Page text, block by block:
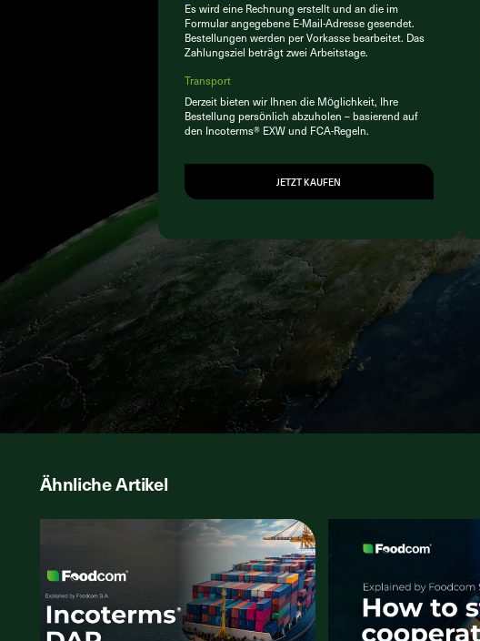
Es wird eine Rechnung erstellt und an die im
Formular angegebene E-Mail-Adresse gesendet.
Bestellungen werden per Vorkasse bearbeitet. Das
Zahlungsziel beträgt zwei Arbeitstage.
Transport
Derzeit bieten wir Ihnen die Möglichkeit, Ihre
Bestellung persönlich abzuholen – basierend auf
den Incoterms® EXW und FCA-Regeln.
JETZT KAUFEN
Ähnliche Artikel